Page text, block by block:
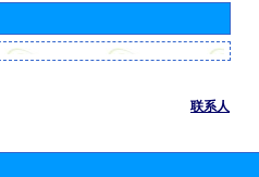
联系人